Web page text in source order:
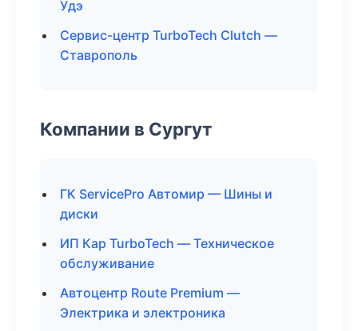
Удэ
Сервис-центр TurboTech Clutch —
Ставрополь
Компании в Сургут
ГК ServicePro Автомир — Шины и
диски
ИП Кар TurboTech — Техническое
обслуживание
Автоцентр Route Premium —
Электрика и электроника